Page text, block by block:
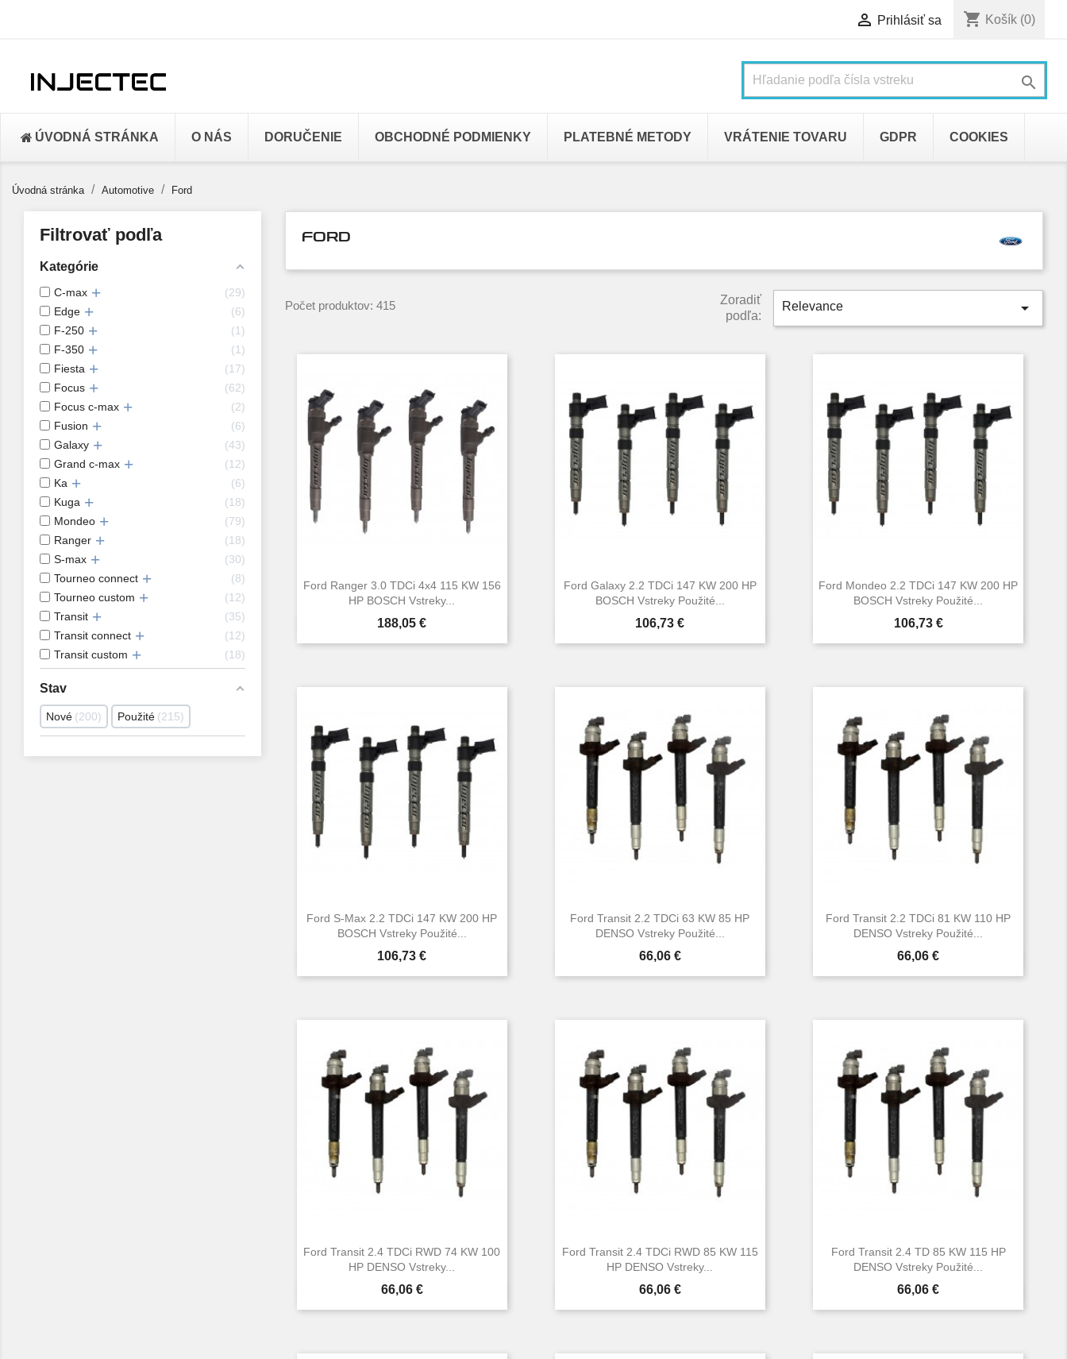
 Prihlásiť sa shopping_cart Košík (0)

ÚVODNÁ STRÁNKA O NÁS DORUČENIE OBCHODNÉ PODMIENKY PLATEBNÉ METODY VRÁTENIE TOVARU GDPR COOKIES
Úvodná stránka Automotive Ford
Filtrovať podľa
Kategórie
C-max
29
Edge
6
F-250
1
F-350
1
Fiesta
17
Focus
62
Focus c-max
2
Fusion
6
Galaxy
43
Grand c-max
12
Ka
6
Kuga
18
Mondeo
79
Ranger
18
S-max
30
Tourneo connect
8
Tourneo custom
12
Transit
35
Transit connect
12
Transit custom
18
Stav
Nové 200 Použité 215
FORD
Počet produktov: 415
Zoradiť
podľa:
Relevance 
Ford Ranger 3.0 TDCi 4x4 115 KW 156
HP BOSCH Vstreky...
Cena
188,05 €
Rýchly náhľad
Ford Galaxy 2.2 TDCi 147 KW 200 HP
BOSCH Vstreky Použité...
Cena
106,73 €
Rýchly náhľad
Ford Mondeo 2.2 TDCi 147 KW 200 HP
BOSCH Vstreky Použité...
Cena
106,73 €
Rýchly náhľad
Ford S-Max 2.2 TDCi 147 KW 200 HP
BOSCH Vstreky Použité...
Cena
106,73 €
Rýchly náhľad
Ford Transit 2.2 TDCi 63 KW 85 HP
DENSO Vstreky Použité...
Cena
66,06 €
Rýchly náhľad
Ford Transit 2.2 TDCi 81 KW 110 HP
DENSO Vstreky Použité...
Cena
66,06 €
Rýchly náhľad
Ford Transit 2.4 TDCi RWD 74 KW 100
HP DENSO Vstreky...
Cena
66,06 €
Rýchly náhľad
Ford Transit 2.4 TDCi RWD 85 KW 115
HP DENSO Vstreky...
Cena
66,06 €
Rýchly náhľad
Ford Transit 2.4 TD 85 KW 115 HP
DENSO Vstreky Použité...
Cena
66,06 €
Rýchly náhľad